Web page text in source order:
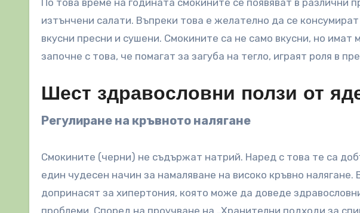
изтънчени салати. Въпреки това е желателно да се
вкусни пресни и сушени. Смокините са не само вкусни, но имат
започне с това, че помагат за загуба на тегло, играят роля в
Шест здравословни ползи от
Регулиране на кръвното налягане
Смокините (черни) не съдържат натрий. Наред с това те са
един чудесен начин за намаляване на високо кръвно
допринасят за хипертония, която може да доведе
проблеми. Според на проучване на „Хранителни подходи за